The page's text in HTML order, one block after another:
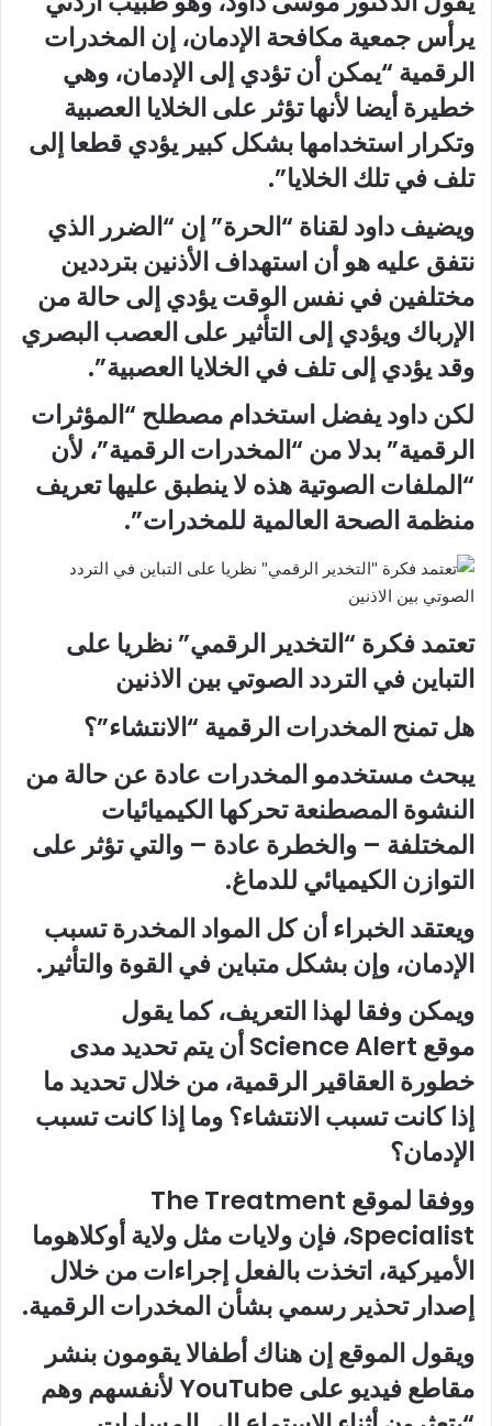
يرأس جمعية مكافحة الإدمان، إن المخدرات
الرقمية “يمكن أن تؤدي إلى الإدمان، وهي
خطيرة أيضا لأنها تؤثر على الخلايا العصبية
وتكرار استخدامها بشكل كبير يؤدي قطعا إلى
تلف في تلك الخلايا”.
ويضيف داود لقناة “الحرة” إن “الضرر الذي
نتفق عليه هو أن استهداف الأذنين بترددين
مختلفين في نفس الوقت يؤدي إلى حالة من
الإرباك ويؤدي إلى التأثير على العصب البصري
وقد يؤدي إلى تلف في الخلايا العصبية”.
لكن داود يفضل استخدام مصطلح “المؤثرات
الرقمية” بدلا من “المخدرات الرقمية”، لأن
“الملفات الصوتية هذه لا ينطبق عليها تعريف
منظمة الصحة العالمية للمخدرات”.
تعتمد فكرة “التخدير الرقمي” نظريا على
التباين في التردد الصوتي بين الاذنين
هل تمنح المخدرات الرقمية “الانتشاء”؟
يبحث مستخدمو المخدرات عادة عن حالة من
النشوة المصطنعة تحركها الكيميائيات
المختلفة – والخطرة عادة – والتي تؤثر على
التوازن الكيميائي للدماغ.
ويعتقد الخبراء أن كل المواد المخدرة تسبب
الإدمان، وإن بشكل متباين في القوة والتأثير.
ويمكن وفقا لهذا التعريف، كما يقول
موقع Science Alert أن يتم تحديد مدى
خطورة العقاقير الرقمية، من خلال تحديد ما
إذا كانت تسبب الانتشاء؟ وما إذا كانت تسبب
الإدمان؟
ووفقا لموقع The Treatment
Specialist، فإن ولايات مثل ولاية أوكلاهوما
الأميركية، اتخذت بالفعل إجراءات من خلال
إصدار تحذير رسمي بشأن المخدرات الرقمية.
ويقول الموقع إن هناك أطفالا يقومون بنشر
مقاطع فيديو على YouTube لأنفسهم وهم